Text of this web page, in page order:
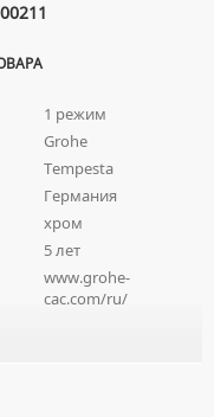
1 режим
Grohe
Tempesta
Германия
хром
5 лет
www.grohe-
cac.com/ru/